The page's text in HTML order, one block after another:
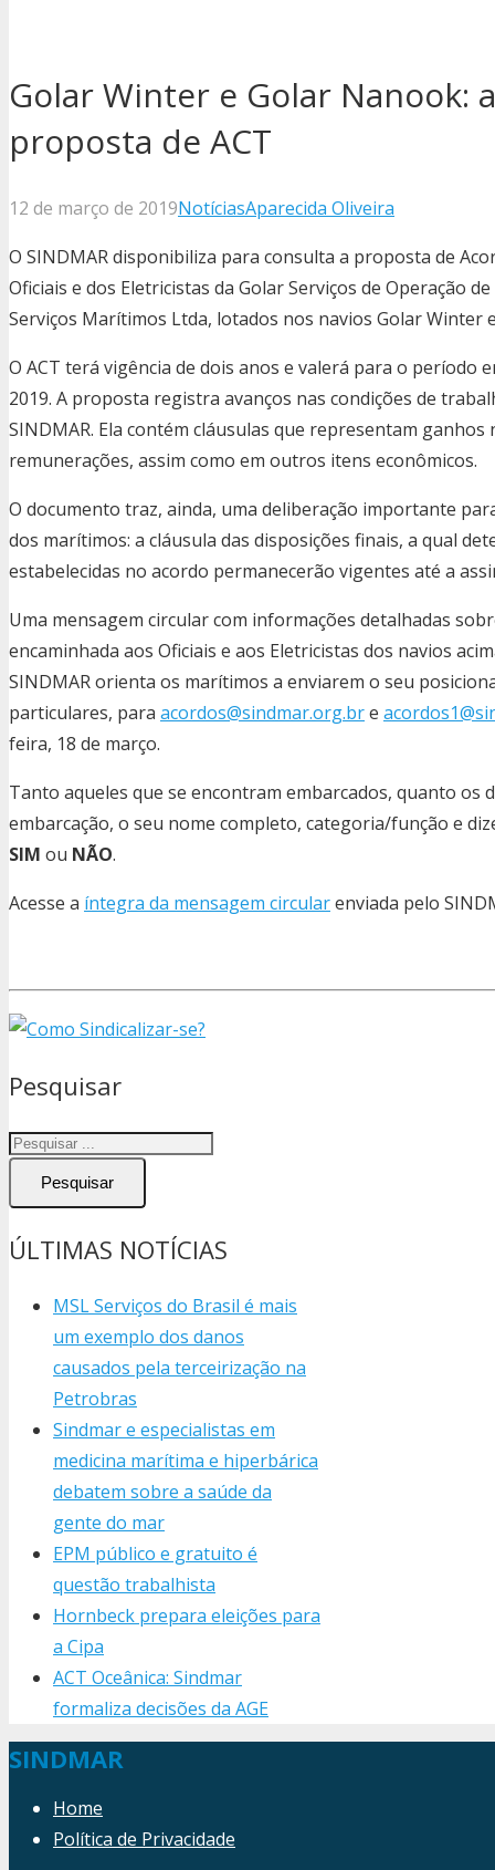
Golar Winter e Golar Nanook:
proposta de ACT
12 de março de 2019NotíciasAparecida Oliveira
O SINDMAR disponibiliza para consulta a proposta de
Oficiais e dos Eletricistas da Golar Serviços de Operação
Serviços Marítimos Ltda, lotados nos navios Golar Winter
O ACT terá vigência de dois anos e valerá para o período
2019. A proposta registra avanços nas condições de
SINDMAR. Ela contém cláusulas que representam
remunerações, assim como em outros itens econômicos.
O documento traz, ainda, uma deliberação importante
dos marítimos: a cláusula das disposições finais, a qual
estabelecidas no acordo permanecerão vigentes até a
Uma mensagem circular com informações detalhadas
encaminhada aos Oficiais e aos Eletricistas dos navios
SINDMAR orienta os marítimos a enviarem o seu
particulares, para acordos@sindmar.org.bre
feira, 18 de março.
Tanto aqueles que se encontram embarcados, quanto os
embarcação, o seu nome completo, categoria/função e
SIM ou NÃO.
Acesse a íntegra da mensagem circularenviada pelo
Pesquisar
Pesquisar
ÚLTIMAS NOTÍCIAS
MSL Serviços do Brasil é mais
um exemplo dos danos
causados pela terceirização na
Petrobras
Sindmar e especialistas em
medicina marítima e hiperbárica
debatem sobre a saúde da
gente do mar
EPM público e gratuito é
questão trabalhista
Hornbeck prepara eleições para
a Cipa
ACT Oceânica: Sindmar
formaliza decisões da AGE
SINDMAR
Home
Política de Privacidade